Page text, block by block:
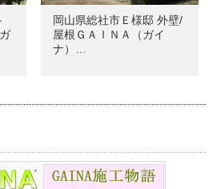
岡山県総社市Ｅ様邸 外壁/
屋根ＧＡＩＮＡ（ガイ
ナ）…